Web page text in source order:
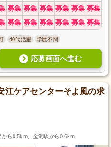
募集 募集 募集 募集 募集 募集
募集 募集 募集 募集 募集 募集
40代活躍 学歴不問
応募画面へ進む
江ケアセンターそよ風の求
ら0.5km、金沢駅から0.6km